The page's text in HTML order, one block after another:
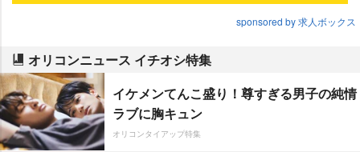
sponsored by 求人ボックス
オリコンニュース イチオシ特集
イケメンてんこ盛り！尊すぎる男子の純情
ラブに胸キュン
オリコンタイアップ特集